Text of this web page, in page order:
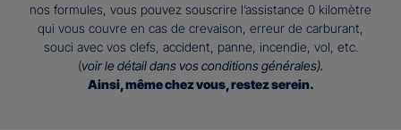
nos formules, vous pouvez souscrire l’assistance 0 kilomètre
qui vous couvre en cas de crevaison, erreur de carburant,
souci avec vos clefs, accident, panne, incendie, vol, etc.
(voir le détail dans vos conditions générales).
Ainsi, même chez vous, restez serein.